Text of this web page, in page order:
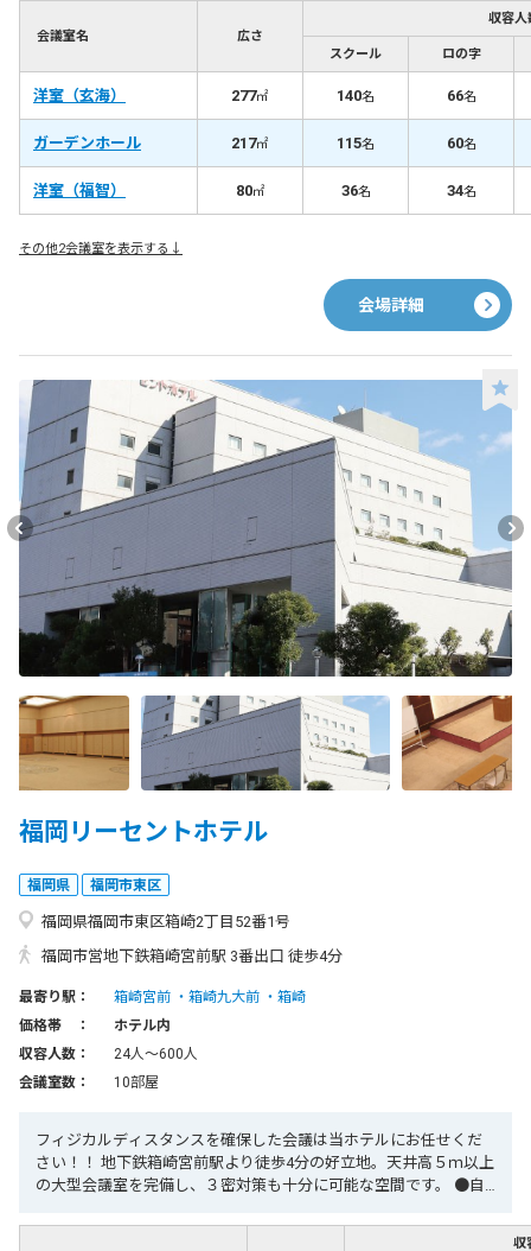
会議室名 広さ
収容人
スクール ロの字
洋室（玄海） 277㎡ 140名 66名
ガーデンホール 217㎡ 115名 60名
洋室（福智） 80㎡ 36名 34名
その他2会議室を表示する↓
会場詳細
福岡リーセントホテル
福岡県 福岡市東区
福岡県福岡市東区箱崎2丁目52番1号
福岡市営地下鉄箱崎宮前駅 3番出口 徒歩4分
最寄り駅： 箱崎宮前 箱崎九大前
箱崎
価格帯 ：
ホテル内
収容人数：
24人〜600人
会議室数：
10部屋
フィジカルディスタンスを確保した会議は当ホテルにお任せくだ
さい！！ 地下鉄箱崎宮前駅より徒歩4分の好立地。天井高５ｍ以上
の大型会議室を完備し、３密対策も十分に可能な空間です。 ●自
大型バス、マイクロバスの駐停車ＯＫ ●洋室会場全室にWi-Fi環境
収